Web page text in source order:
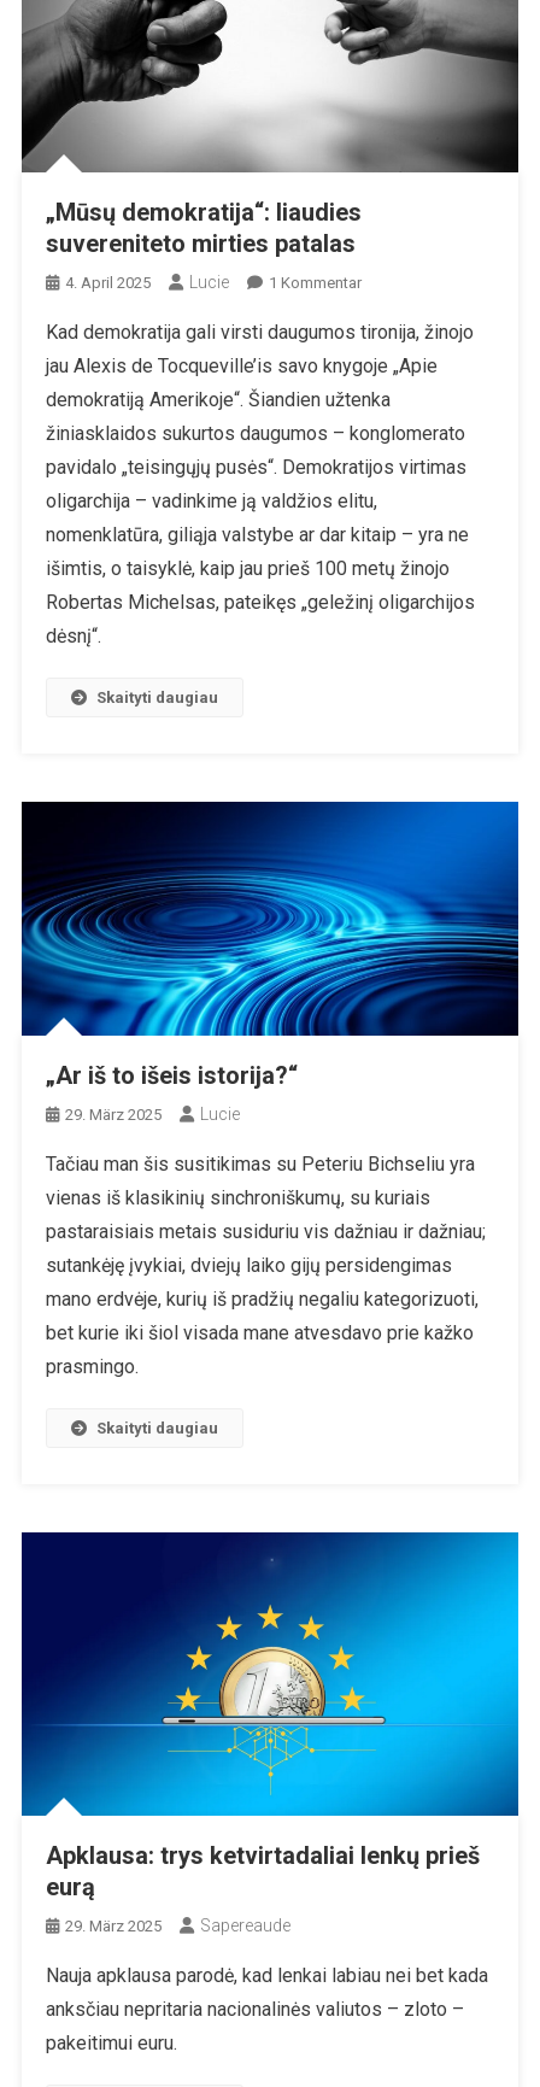
„Mūsų demokratija“: liaudies
suvereniteto mirties patalas
4. April 2025 Lucie 1 KommentarZu
Demokratija“:
Liaudies
Suvereniteto
Patalas
Kad demokratija gali virsti daugumos tironija, žinojo
jau Alexis de Tocqueville’is savo knygoje „Apie
demokratiją Amerikoje“. Šiandien užtenka
žiniasklaidos sukurtos daugumos – konglomerato
pavidalo „teisingųjų pusės“. Demokratijos virtimas
oligarchija – vadinkime ją valdžios elitu,
nomenklatūra, giliąja valstybe ar dar kitaip – yra ne
išimtis, o taisyklė, kaip jau prieš 100 metų žinojo
Robertas Michelsas, pateikęs „geležinį oligarchijos
dėsnį“.
Skaityti daugiau
„Ar iš to išeis istorija?“
29. März 2025 Lucie
Tačiau man šis susitikimas su Peteriu Bichseliu yra
vienas iš klasikinių sinchroniškumų, su kuriais
pastaraisiais metais susiduriu vis dažniau ir dažniau;
sutankėję įvykiai, dviejų laiko gijų persidengimas
mano erdvėje, kurių iš pradžių negaliu kategorizuoti,
bet kurie iki šiol visada mane atvesdavo prie kažko
prasmingo.
Skaityti daugiau
Apklausa: trys ketvirtadaliai lenkų prieš
eurą
29. März 2025 Sapereaude
Nauja apklausa parodė, kad lenkai labiau nei bet kada
anksčiau nepritaria nacionalinės valiutos – zloto –
pakeitimui euru.